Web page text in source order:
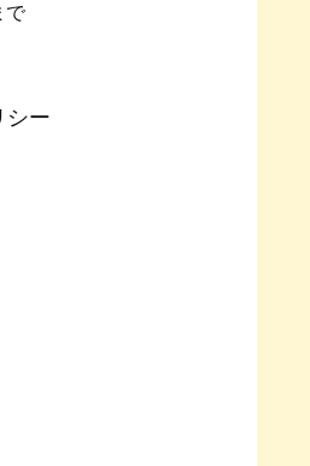
で
シー